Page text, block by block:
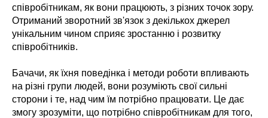
співробітникам, як вони працюють, з різних точок зору.
Отриманий зворотний зв'язок з декількох джерел
унікальним чином сприяє зростанню і розвитку
співробітників.
Бачачи, як їхня поведінка і методи роботи впливають
на різні групи людей, вони розуміють свої сильні
сторони і те, над чим їм потрібно працювати. Це дає
змогу зрозуміти, що потрібно співробітникам для того,